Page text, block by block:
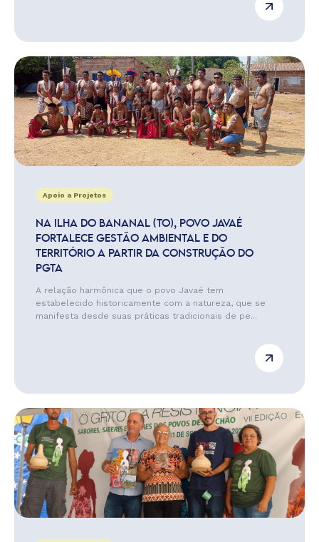
Apoio a Projetos
NA ILHA DO BANANAL (TO), POVO JAVAÉ
FORTALECE GESTÃO AMBIENTAL E DO
TERRITÓRIO A PARTIR DA CONSTRUÇÃO DO
PGTA
A relação harmônica que o povo Javaé tem
estabelecido historicamente com a natureza, que se
manifesta desde suas práticas tradicionais de pe...